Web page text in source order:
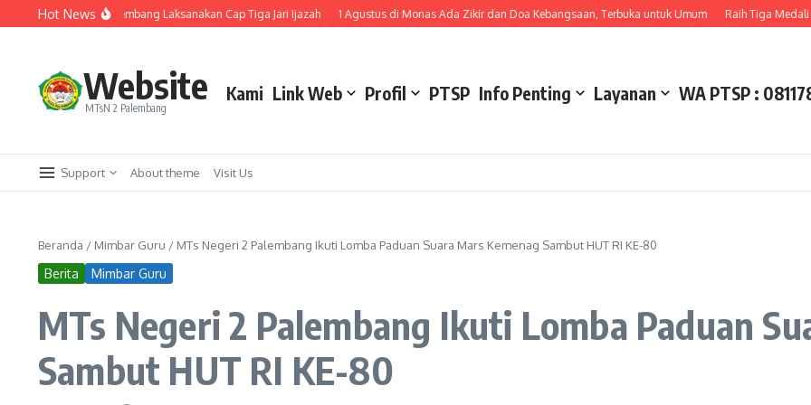
Lewati ke konten
Hot News
MTsN 2 Palembang Laksanakan Cap Tiga Jari Ijazah 1 Agustus di Monas Ada Zikir dan Doa Kebangsaan, Terbuka untuk Umum Raih Tiga Medali Perak
Website
MTsN 2 Palembang
Kami Link Web Profil PTSP Info Penting Layanan WA PTSP :
Support About theme Visit Us
Beranda / Mimbar Guru / MTs Negeri 2 Palembang Ikuti Lomba Paduan Suara Mars Kemenag Sambut HUT RI KE-80
Berita Mimbar Guru
MTs Negeri 2 Palembang Ikuti Lomba Paduan
Sambut HUT RI KE-80